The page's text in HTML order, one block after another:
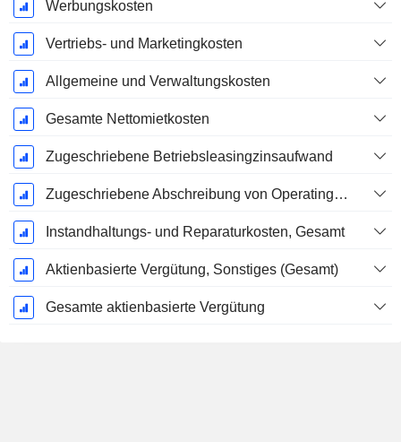
Werbungskosten
Vertriebs- und Marketingkosten
Allgemeine und Verwaltungskosten
Gesamte Nettomietkosten
Zugeschriebene Betriebsleasingzinsaufwand
Zugeschriebene Abschreibung von Operating-Leasingverträgen
Instandhaltungs- und Reparaturkosten, Gesamt
Aktienbasierte Vergütung, Sonstiges (Gesamt)
Gesamte aktienbasierte Vergütung